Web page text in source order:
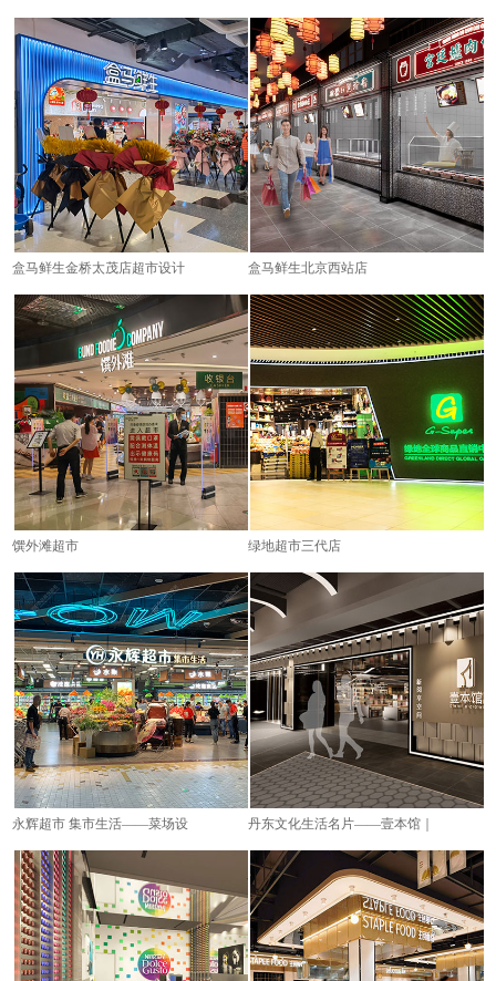
盒马鲜生金桥太茂店超市设计 盒马鲜生北京西站店
馔外滩超市 绿地超市三代店
永辉超市 集市生活——菜场设 丹东文化生活名片——壹本馆｜